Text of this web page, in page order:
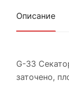
Описание
G-33
заточено,